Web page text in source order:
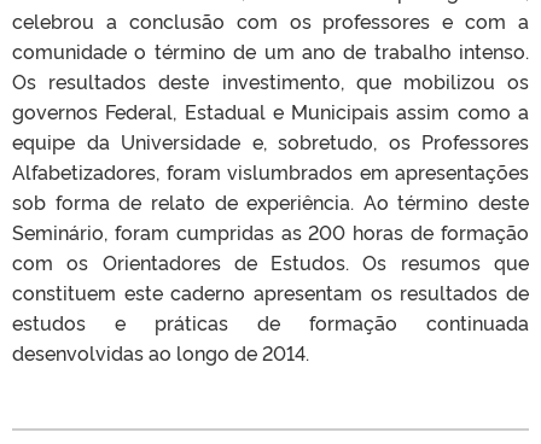
celebrou a conclusão com os professores e com a
comunidade o término de um ano de trabalho intenso.
Os resultados deste investimento, que mobilizou os
governos Federal, Estadual e Municipais assim como a
equipe da Universidade e, sobretudo, os Professores
Alfabetizadores, foram vislumbrados em apresentações
sob forma de relato de experiência. Ao término deste
Seminário, foram cumpridas as 200 horas de formação
com os Orientadores de Estudos. Os resumos que
constituem este caderno apresentam os resultados de
estudos e práticas de formação continuada
desenvolvidas ao longo de 2014.